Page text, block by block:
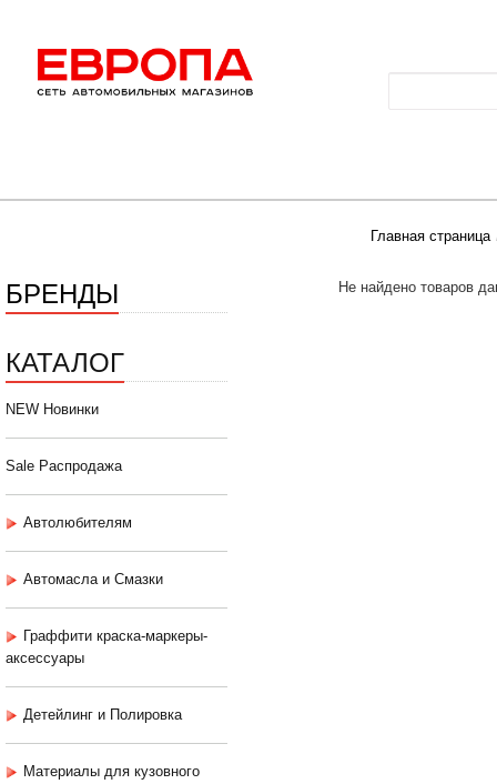
Главная страница
БРЕНДЫ
КАТАЛОГ
NEW Новинки
Sale Распродажа
Автолюбителям
Автомасла и Смазки
Граффити краска-маркеры-
аксессуары
Детейлинг и Полировка
Материалы для кузовного
Не найдено товаров